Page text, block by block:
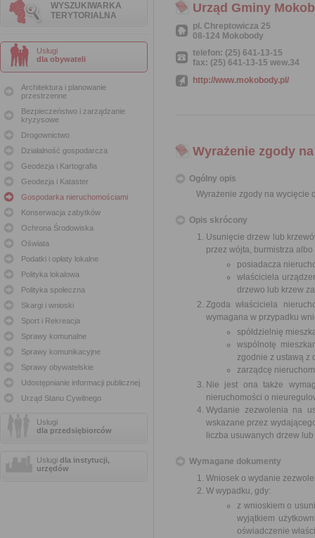
WYSZUKIWARKA
TERYTORIALNA
Usługi
dla obywateli
Architektura i planowanie
przestrzenne
Bezpieczeństwo i zarządzanie
kryzysowe
Drogownictwo
Działalność gospodarcza
Geodezja i Kartografia
Geodezja i Kataster
Gospodarka nieruchomościami
Konserwacja zabytków
Ochrona Środowiska
Oświata
Podatki i opłaty lokalne
Polityka lokalowa
Polityka społeczna
Skargi i wnioski
Sport i Rekreacja
Sprawy komunalne
Sprawy komunikacyjne
Sprawy obywatelskie
Udostępnianie informacji publicznej
Urząd Stanu Cywilnego
Usługi
dla przedsiębiorców
Usługi dla instytucji,
urzędów
Urząd Gminy
pl. Chreptowicza 25
08-124 Mokobody
telefon: (25) 641-13-15
fax: (25) 641-13-15 wew.34
http://www.mokobody.pl/
Wyrażenie zgody
Ogólny opis
Wyrażenie zgody na wycięcie
Opis skrócony
Usunięcie drzew lub
przez wójta, burmistrza
posiadacza
właściciela
drzewo lub krzew
Zgoda właściciela
wymagana w przypadku
spółdzielnię
wspólnotę
zgodnie z ustawą z
zarządcę
Nie jest ona także
nieruchomości o
Wydanie zezwolenia na
wskazane przez
liczba usuwanych drzew
Wymagane dokumenty
Wniosek o wydanie
W wypadku, gdy:
z wnioskiem o
wyjątkiem
oświadczenie